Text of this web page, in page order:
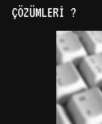
ÇÖZÜMLERI ?